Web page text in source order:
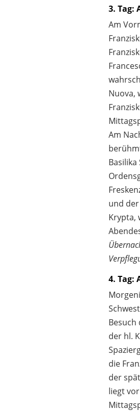
3. Tag:
Am
Nuova,
Am
und
Krypta,
4. Tag:
Besuch
der hl.
die
der
liegt